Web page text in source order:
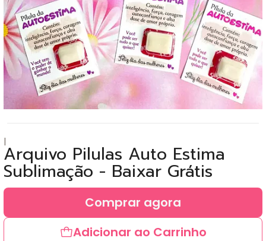
|Arquivo Pilulas Auto Estima
Sublimação - Baixar Grátis
Adicionar ao Carrinho
Comprar agora